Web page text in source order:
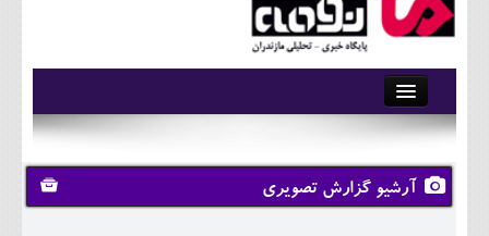
آرشیو
تماس با ما
وبلاگ
آرشیو گزارش تصویری